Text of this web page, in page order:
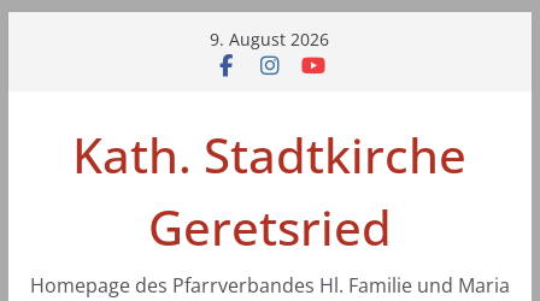
9. August 2026
Kath. Stadtkirche
Geretsried
Homepage des Pfarrverbandes Hl. Familie und Maria